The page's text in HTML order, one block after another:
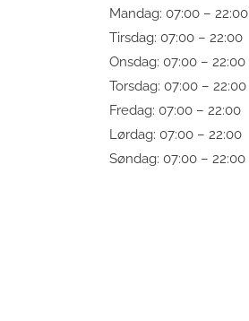
Mandag: 07:00 – 22:00
Tirsdag: 07:00 – 22:00
Onsdag: 07:00 – 22:00
Torsdag: 07:00 – 22:00
Fredag: 07:00 – 22:00
Lørdag: 07:00 – 22:00
Søndag: 07:00 – 22:00